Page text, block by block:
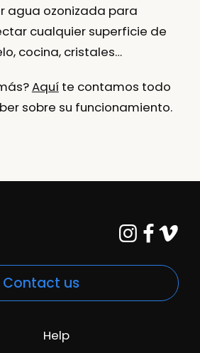
agua ozonizada para
cualquier superficie de
cocina, cristales…
Aquíte contamos todo
sobre su funcionamiento.
Contact us
Help